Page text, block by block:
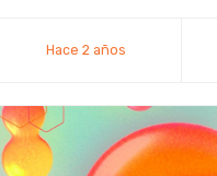
Hace 2 años